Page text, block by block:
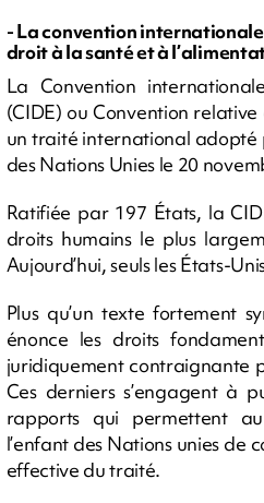
- La convention
droit à la santé et à
La Convention
(CIDE) ou Convention
un traité international adopté
des Nations Unies le 20
Ratifiée par 197 États, la
droits humains le plus
Aujourd’hui, seuls les États-
Plus qu’un texte fortement
énonce les droits
juridiquement contraignante
Ces derniers s’engagent à
rapports qui permettent
l’enfant des Nations unies de
effective du traité.